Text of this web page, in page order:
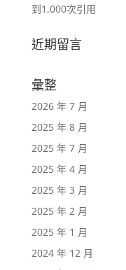
到1,000次引用
近期留言
彙整
2026 年 7 月
2025 年 8 月
2025 年 7 月
2025 年 4 月
2025 年 3 月
2025 年 2 月
2025 年 1 月
2024 年 12 月